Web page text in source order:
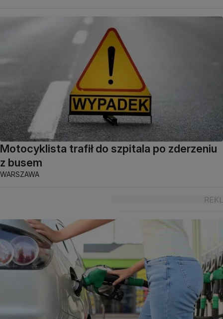
Motocyklista trafił do szpitala po zderzeniu
z busem
WARSZAWA